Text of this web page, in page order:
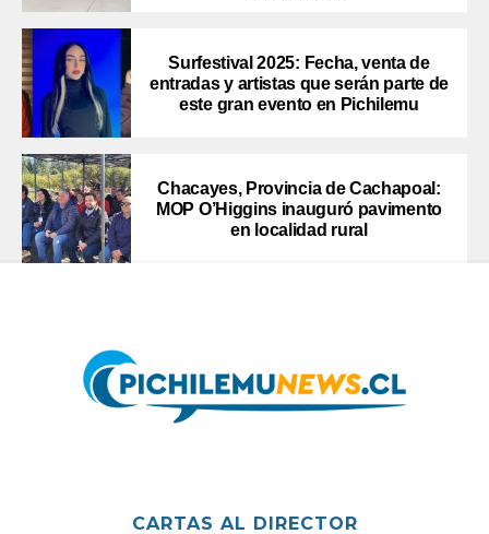
Surfestival 2025: Fecha, venta de
entradas y artistas que serán parte de
este gran evento en Pichilemu
Chacayes, Provincia de Cachapoal:
MOP O’Higgins inauguró pavimento
en localidad rural
CARTAS AL DIRECTOR